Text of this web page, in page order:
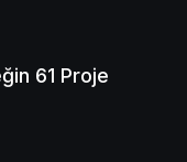
61 Proje